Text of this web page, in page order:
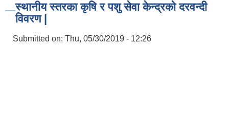
स्थानीय स्तरका कृषि र पशु सेवा केन्द्रको दरवन्दी
विवरण |
Submitted on: Thu, 05/30/2019 - 12:26